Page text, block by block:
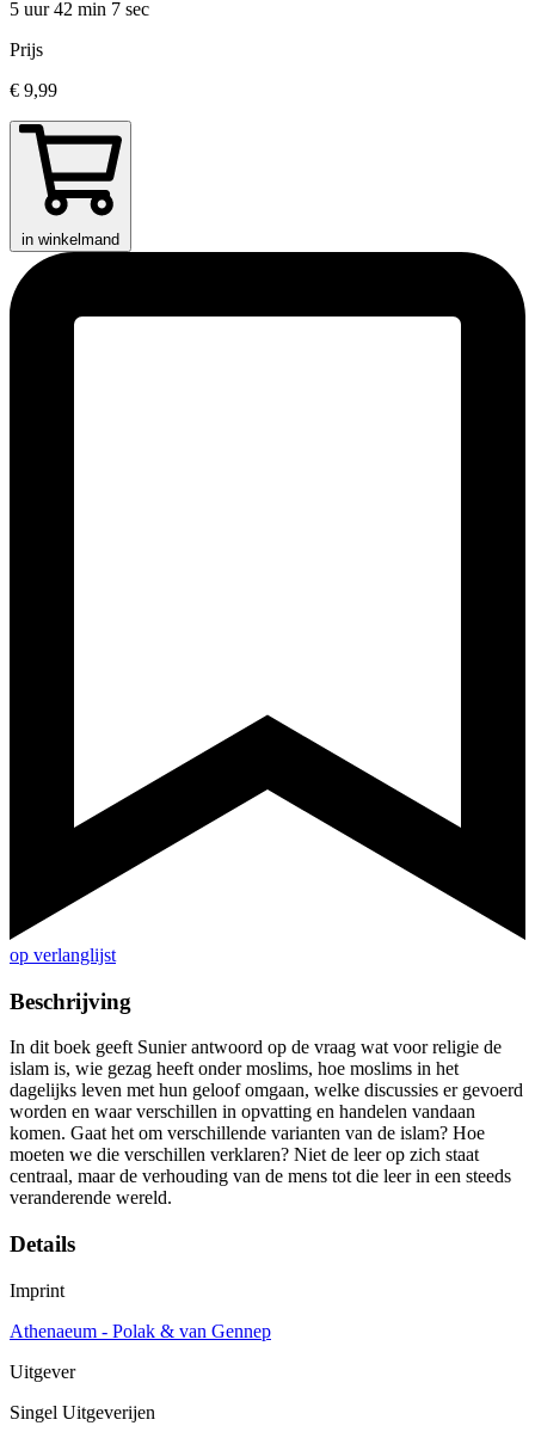
5 uur 42 min 7 sec
Prijs
€ 9,99
in winkelmand
op verlanglijst
Beschrijving
In dit boek geeft Sunier antwoord op de vraag wat voor religie de
islam is, wie gezag heeft onder moslims, hoe moslims in het
dagelijks leven met hun geloof omgaan, welke discussies er gevoerd
worden en waar verschillen in opvatting en handelen vandaan
komen. Gaat het om verschillende varianten van de islam? Hoe
moeten we die verschillen verklaren? Niet de leer op zich staat
centraal, maar de verhouding van de mens tot die leer in een steeds
veranderende wereld.
Details
Imprint
Athenaeum - Polak & van Gennep
Uitgever
Singel Uitgeverijen